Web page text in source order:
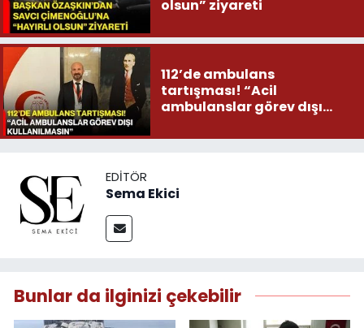
olsun” ziyareti
112’de ambulans
tartışması! “Acil
ambulanslar görev dışı
EDITÖR
Sema Ekici
Bunlar da ilginizi çekebilir